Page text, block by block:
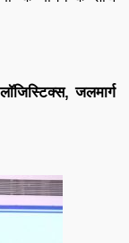
जलमार्ग